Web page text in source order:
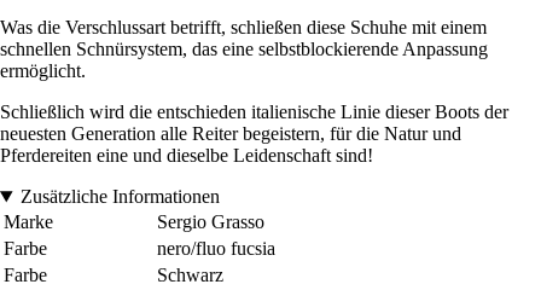
Was die Verschlussart betrifft, schließen diese Schuhe mit einem
schnellen Schnürsystem, das eine selbstblockierende Anpassung
ermöglicht.
Schließlich wird die entschieden italienische Linie dieser Boots der
neuesten Generation alle Reiter begeistern, für die Natur und
Pferdereiten eine und dieselbe Leidenschaft sind!
Zusätzliche Informationen
Marke
Sergio Grasso
Farbe
nero/fluo fucsia
Farbe
Schwarz